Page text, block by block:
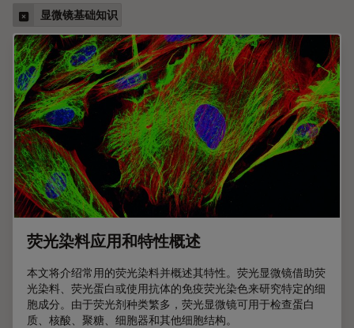
显微镜基础知识
荧光染料应用和特性概述
本文将介绍常用的荧光染料并概述其特性。荧光显微镜借助荧
光染料、荧光蛋白或使用抗体的免疫荧光染色来研究特定的细
胞成分。由于荧光剂种类繁多，荧光显微镜可用于检查蛋白
质、核酸、聚糖、细胞器和其他细胞结构。